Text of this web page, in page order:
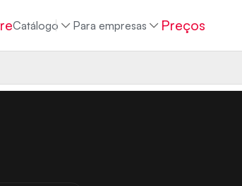
Catálogo Para empresas Preços